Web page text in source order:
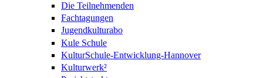
Die Teilnehmenden
Fachtagungen
Jugendkulturabo
Kule Schule
KulturSchule-Entwicklung-Hannover
Kulturwerk²